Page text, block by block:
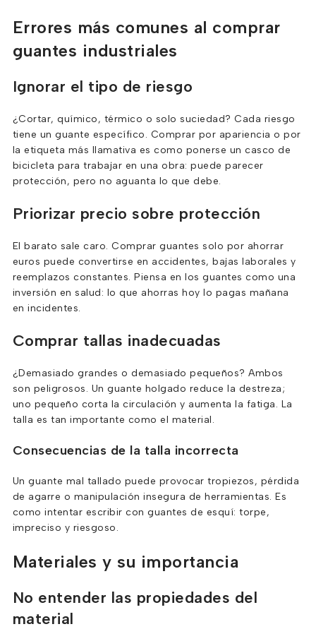
Errores más comunes al comprar
guantes industriales
Ignorar el tipo de riesgo
¿Cortar, químico, térmico o solo suciedad? Cada riesgo
tiene un guante específico. Comprar por apariencia o por
la etiqueta más llamativa es como ponerse un casco de
bicicleta para trabajar en una obra: puede parecer
protección, pero no aguanta lo que debe.
Priorizar precio sobre protección
El barato sale caro. Comprar guantes solo por ahorrar
euros puede convertirse en accidentes, bajas laborales y
reemplazos constantes. Piensa en los guantes como una
inversión en salud: lo que ahorras hoy lo pagas mañana
en incidentes.
Comprar tallas inadecuadas
¿Demasiado grandes o demasiado pequeños? Ambos
son peligrosos. Un guante holgado reduce la destreza;
uno pequeño corta la circulación y aumenta la fatiga. La
talla es tan importante como el material.
Consecuencias de la talla incorrecta
Un guante mal tallado puede provocar tropiezos, pérdida
de agarre o manipulación insegura de herramientas. Es
como intentar escribir con guantes de esquí: torpe,
impreciso y riesgoso.
Materiales y su importancia
No entender las propiedades del
material